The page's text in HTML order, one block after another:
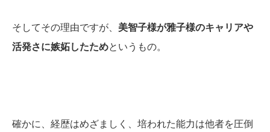
そしてその理由ですが、 美智子様が雅子様のキャリアや
活発さに嫉妬したためというもの。
確かに、経歴はめざましく、培われた能力は他者を圧倒